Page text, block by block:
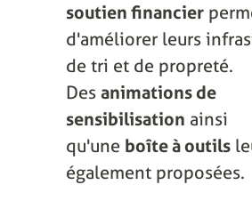
soutien financier
d'améliorer leurs
de tri et de propreté.
Des animations de
sensibilisation ainsi
qu'une boîte à outils
également proposées.